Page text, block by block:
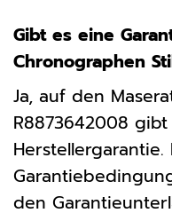
Gibt es eine
Chronographen
Ja, auf den
R8873642008
den